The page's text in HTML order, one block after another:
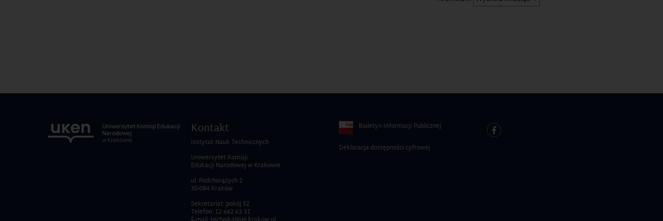
Uniwersytet Komisji Edukacji
Narodowej
w Krakowie
Kontakt
Instytut Nauk Technicznych
Uniwersytet Komisji
Edukacji Narodowej w Krakowie
ul. Podchorążych 2
30-084 Kraków
Sekretariat: pokój 32
Telefon: 12 662 63 31
Biuletyn Informacji Publicznej
Deklaracja dostępności cyfrowej